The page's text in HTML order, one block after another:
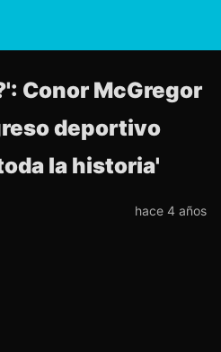
Conor McGregor
deportivo
la historia'
hace 4 años